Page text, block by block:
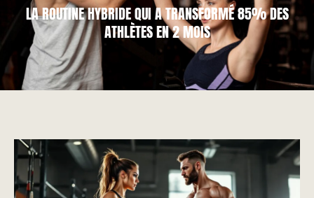
LA ROUTINE HYBRIDE QUI A TRANSFORMÉ 85% DES
ATHLÈTES EN 2 MOIS